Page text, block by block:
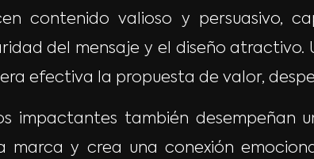
contenido valioso y persuasivo,
del mensaje y el diseño
efectiva la propuesta de valor,
impactantes también desempeñan
marca y crea una conexión